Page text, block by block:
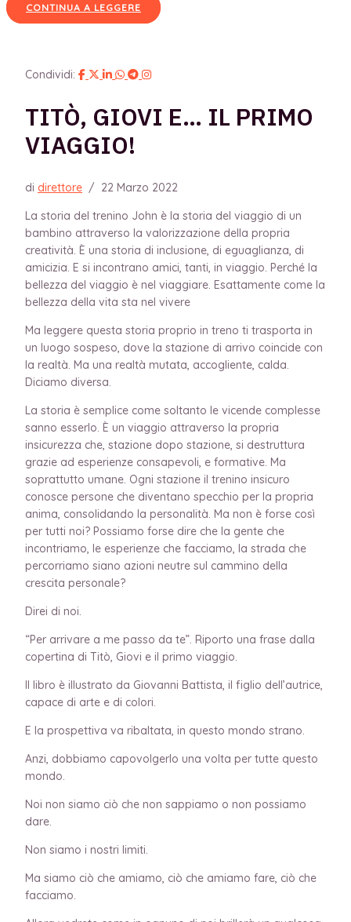
CONTINUA A LEGGERE
Condividi:
TITÒ, GIOVI E… IL PRIMO
VIAGGIO!
di direttore / 22 Marzo 2022
La storia del trenino John è la storia del viaggio di un
bambino attraverso la valorizzazione della propria
creatività. È una storia di inclusione, di eguaglianza, di
amicizia. E si incontrano amici, tanti, in viaggio. Perché la
bellezza del viaggio è nel viaggiare. Esattamente come la
bellezza della vita sta nel vivere
Ma leggere questa storia proprio in treno ti trasporta in
un luogo sospeso, dove la stazione di arrivo coincide con
la realtà. Ma una realtà mutata, accogliente, calda.
Diciamo diversa.
La storia è semplice come soltanto le vicende complesse
sanno esserlo. È un viaggio attraverso la propria
insicurezza che, stazione dopo stazione, si destruttura
grazie ad esperienze consapevoli, e formative. Ma
soprattutto umane. Ogni stazione il trenino insicuro
conosce persone che diventano specchio per la propria
anima, consolidando la personalità. Ma non è forse così
per tutti noi? Possiamo forse dire che la gente che
incontriamo, le esperienze che facciamo, la strada che
percorriamo siano azioni neutre sul cammino della
crescita personale?
Direi di noi.
“Per arrivare a me passo da te”. Riporto una frase dalla
copertina di Titò, Giovi e il primo viaggio.
Il libro è illustrato da Giovanni Battista, il figlio dell’autrice,
capace di arte e di colori.
E la prospettiva va ribaltata, in questo mondo strano.
Anzi, dobbiamo capovolgerlo una volta per tutte questo
mondo.
Noi non siamo ciò che non sappiamo o non possiamo
dare.
Non siamo i nostri limiti.
Ma siamo ciò che amiamo, ciò che amiamo fare, ciò che
facciamo.